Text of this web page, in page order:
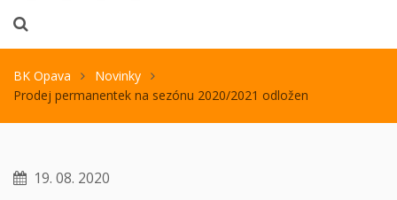
BK Opava
Novinky
Prodej permanentek na sezónu 2020/2021 odložen
19. 08. 2020